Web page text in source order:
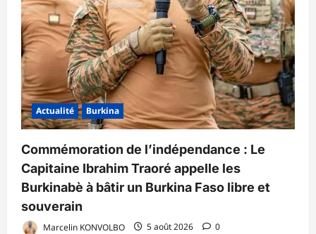
Actualité Burkina
Commémoration de l’indépendance : Le
Capitaine Ibrahim Traoré appelle les
Burkinabè à bâtir un Burkina Faso libre et
souverain
Marcelin KONVOLBO 5 août 2026 0